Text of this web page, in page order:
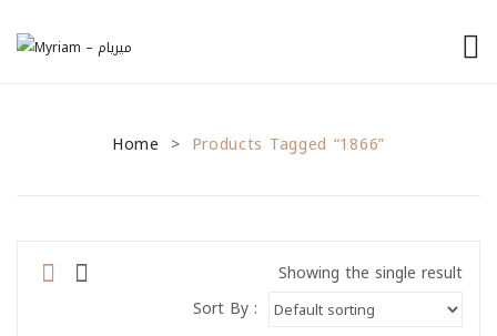
من نحن
Financial Tips
Home > Products Tagged “1866”
Showing the single result
Sort By :